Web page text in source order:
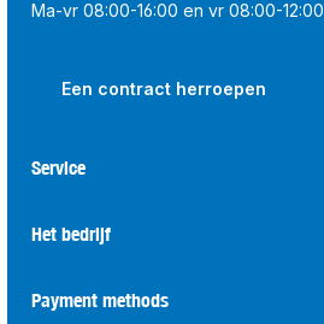
Ma-vr 08:00-16:00 en vr 08:00-12:00
Een contract herroepen
Service
Het bedrijf
Payment methods